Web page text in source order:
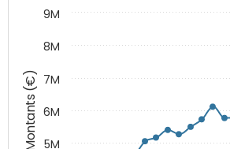
Montants (€) 5M
6M
7M
8M
9M